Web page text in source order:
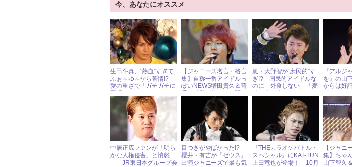
今、あなたにオススメ
生田斗真、“熱血”すぎて
ふぉ～ゆ～から苦情!?
愛の重さで「ガチガチに
【ジャニーズ名言・格言
集】自称一番アイドルっ
ぽいNEWS増田貴久＆普
ャニ∞渋谷すばる
嵐・大野智が“庶民的”す
ぎ!? 国民的アイドルな
のに「外食しない」「麦
『アルジ
を』の山
からは好
中居正広ファンが「明ら
かな人権侵害」と憤怒
――JR東日本グループ会
目つきがやばかった!?
櫻井・有吉が『ゼウス』
出演ジャニーズで最も気
『THEカラオケバトル・
スペシャル』にKAT-TUN
上田竜也が登場！ 10月
【ジャニ
集】ちゃ
山下智久